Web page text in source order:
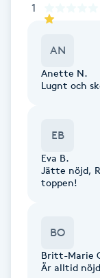
Fransrengöring
Friskvårdsmassage
Färgning
1
AN
Anette N.
Lugnt och
EB
Eva B.
Jätte nöjd,
toppen!
BO
Britt-Marie
Är alltid